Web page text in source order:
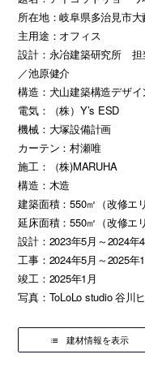
所在地：岐阜県多治見市大
主用途：オフィス
設計：永冶建築研究所 担
／池原健介
構造：犬山建築構造デザイ
電気：（株）Y’s ESD
機械：大塚設備計画
カーテン：村瀬唯
施工：（株)MARUHA
構造：木造
建築面積：550㎡（改修エ
延床面積：550㎡（改修エ
設計：2023年5月～2024年
工事：2024年5月～2025年
竣工：2025年1月
写真：ToLoLo studio 谷川
建材情報を表示